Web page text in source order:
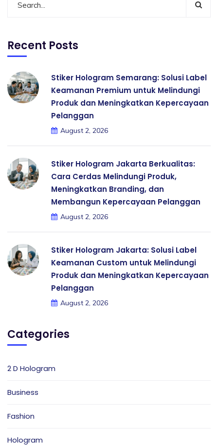
Recent Posts
Stiker Hologram Semarang: Solusi Label
Keamanan Premium untuk Melindungi
Produk dan Meningkatkan Kepercayaan
Pelanggan
August 2, 2026
Stiker Hologram Jakarta Berkualitas:
Cara Cerdas Melindungi Produk,
Meningkatkan Branding, dan
Membangun Kepercayaan Pelanggan
August 2, 2026
Stiker Hologram Jakarta: Solusi Label
Keamanan Custom untuk Melindungi
Produk dan Meningkatkan Kepercayaan
Pelanggan
August 2, 2026
Categories
2 D Hologram
Business
Fashion
Hologram